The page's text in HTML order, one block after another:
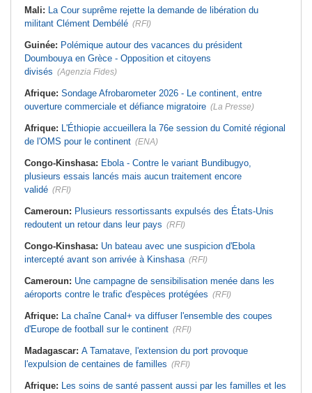
Mali: La Cour suprême rejette la demande de libération du
militant Clément Dembélé (RFI)
Guinée: Polémique autour des vacances du président
Doumbouya en Grèce - Opposition et citoyens
divisés (Agenzia Fides)
Afrique: Sondage Afrobarometer 2026 - Le continent, entre
ouverture commerciale et défiance migratoire (La Presse)
Afrique: L'Éthiopie accueillera la 76e session du Comité régional
de l'OMS pour le continent (ENA)
Congo-Kinshasa: Ebola - Contre le variant Bundibugyo,
plusieurs essais lancés mais aucun traitement encore
validé (RFI)
Cameroun: Plusieurs ressortissants expulsés des États-Unis
redoutent un retour dans leur pays (RFI)
Congo-Kinshasa: Un bateau avec une suspicion d'Ebola
intercepté avant son arrivée à Kinshasa (RFI)
Cameroun: Une campagne de sensibilisation menée dans les
aéroports contre le trafic d'espèces protégées (RFI)
Afrique: La chaîne Canal+ va diffuser l'ensemble des coupes
d'Europe de football sur le continent (RFI)
Madagascar: A Tamatave, l'extension du port provoque
l'expulsion de centaines de familles (RFI)
Afrique: Les soins de santé passent aussi par les familles et les